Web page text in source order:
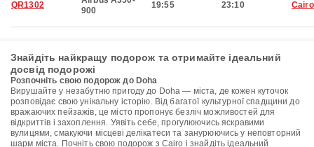
QR1302
900
19:55 23:10 Cairo
Знайдіть найкращу подорож та отримайте ідеальний
досвід подорожі
Розпочніть свою подорож до Doha
Вирушайте у незабутню пригоду до Doha — міста, де кожен куточок
розповідає свою унікальну історію. Від багатої культурної спадщини до
вражаючих пейзажів, це місто пропонує безліч можливостей для
відкриттів і захоплення. Уявіть себе, прогулюючись яскравими
вулицями, смакуючи місцеві делікатеси та занурюючись у неповторний
шарм міста. Почніть свою подорож з Cairo і знайдіть ідеальний